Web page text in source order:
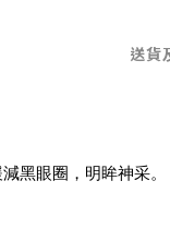
送貨
黑眼圈，明眸神采。